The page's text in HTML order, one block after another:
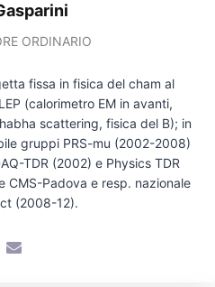
ORDINARIO
fissa in fisica del cham al
(calorimetro EM in avanti,
scattering, fisica del B); in
gruppi PRS-mu (2002-2008)
TDR (2002) e Physics TDR
CMS-Padova e resp. nazionale
(2008-12).